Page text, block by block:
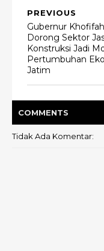
PREVIOUS
Gubernur Khofifah
Dorong Sektor
Konstruksi Jadi
Pertumbuhan
Jatim
COMMENTS
Tidak Ada Komentar: